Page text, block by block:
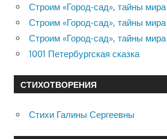
Строим «Город-сад», тайны мира
Строим «Город-сад», тайны мира
Строим «Город-сад», тайны мира
1001 Петербургская сказка
СТИХОТВОРЕНИЯ
Стихи Галины Сергеевны